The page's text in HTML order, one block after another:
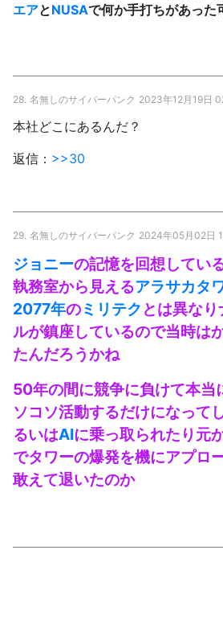
エアとNUSAで何か手打ちがあった
28. 名無しのサイバーパンク 2023年12月19日
本社どこにあるんだ？
返信： >>30
29. 名無しのサイバーパンク 2024年05月02日
ジョニーの記憶を回想してい
執務室から見えるアラサカタ
2077年のミリテク とは異な
ルが鎮座しているので当時は
たんだろうかね
50年の間に競争に負けて本当
ソコソ活動するだけになって
るいはAIに乗っ取られたり元
でタワーの爆発を機にアプロ
敢えて退いたのか